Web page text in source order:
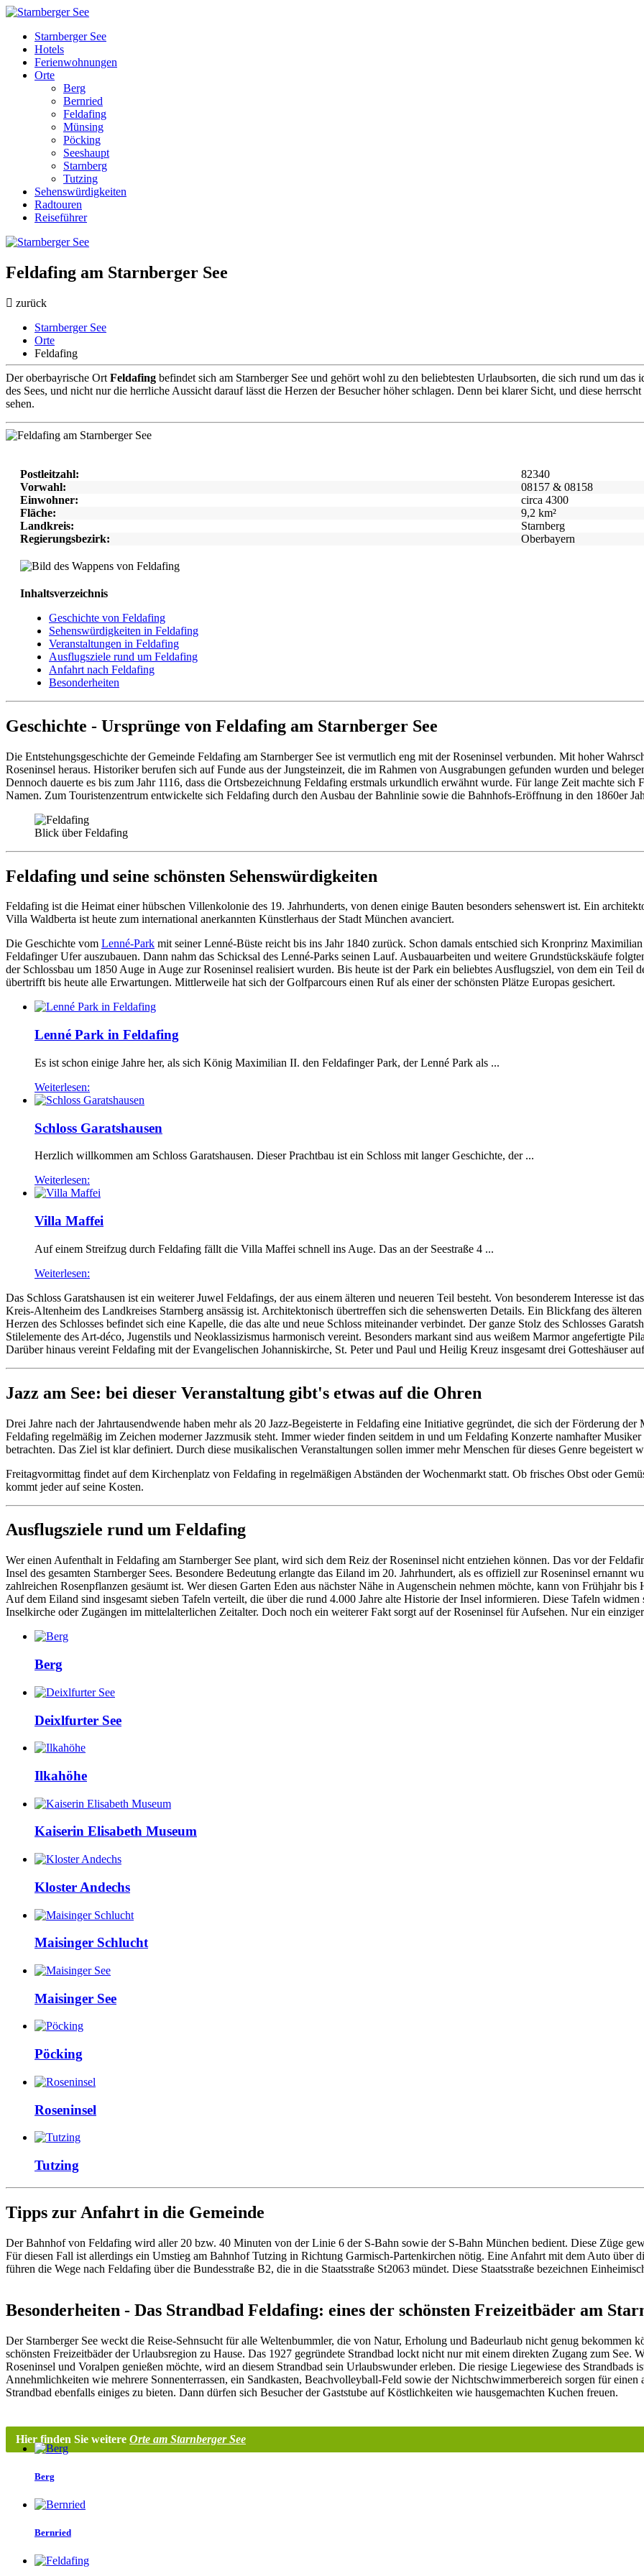
Starnberger See
Hotels
Ferienwohnungen
Orte
Berg
Bernried
Feldafing
Münsing
Pöcking
Seeshaupt
Starnberg
Tutzing
Sehenswürdigkeiten
Radtouren
Reiseführer
Feldafing am Starnberger See
zurück
Starnberger See
Orte
Feldafing
Der oberbayrische Ort Feldafing befindet sich am Starnberger See und gehört wohl zu den beliebtesten Urlaubsorten, die sich rund um
des Sees, und nicht nur die herrliche Aussicht darauf lässt die Herzen der Besucher höher schlagen. Denn bei klarer Sicht, und diese
sehen.
Postleitzahl:
82340
Vorwahl:
08157 & 08158
Einwohner:
circa 4300
Fläche:
9,2 km²
Landkreis:
Starnberg
Regierungsbezirk:
Oberbayern
Inhaltsverzeichnis
Geschichte von Feldafing
Sehenswürdigkeiten in Feldafing
Veranstaltungen in Feldafing
Ausflugsziele rund um Feldafing
Anfahrt nach Feldafing
Besonderheiten
Geschichte - Ursprünge von Feldafing am Starnberger See
Die Entstehungsgeschichte der Gemeinde Feldafing am Starnberger See ist vermutlich eng mit der Roseninsel verbunden. Mit hoher
Roseninsel heraus. Historiker berufen sich auf Funde aus der Jungsteinzeit, die im Rahmen von Ausgrabungen gefunden wurden und
Dennoch dauerte es bis zum Jahr 1116, dass die Ortsbezeichnung Feldafing erstmals urkundlich erwähnt wurde. Für lange Zeit machte sich
Namen. Zum Touristenzentrum entwickelte sich Feldafing durch den Ausbau der Bahnlinie sowie die Bahnhofs-Eröffnung in den 1860er
Blick über Feldafing
Feldafing und seine schönsten Sehenswürdigkeiten
Feldafing ist die Heimat einer hübschen Villenkolonie des 19. Jahrhunderts, von denen einige Bauten besonders sehenswert ist. Ein
Villa Waldberta ist heute zum international anerkannten Künstlerhaus der Stadt München avanciert.
Die Geschichte vom Lenné-Park mit seiner Lenné-Büste reicht bis ins Jahr 1840 zurück. Schon damals entschied sich Kronprinz
Feldafinger Ufer auszubauen. Dann nahm das Schicksal des Lenné-Parks seinen Lauf. Ausbauarbeiten und weitere Grundstückskäufe
der Schlossbau um 1850 Auge in Auge zur Roseninsel realisiert wurden. Bis heute ist der Park ein beliebtes Ausflugsziel, von dem ein
übertrifft bis heute alle Erwartungen. Mittlerweile hat sich der Golfparcours einen Ruf als einer der schönsten Plätze Europas gesichert.
Lenné Park in Feldafing
Es ist schon einige Jahre her, als sich König Maximilian II. den Feldafinger Park, der Lenné Park als ...
Weiterlesen:
Schloss Garatshausen
Herzlich willkommen am Schloss Garatshausen. Dieser Prachtbau ist ein Schloss mit langer Geschichte, der ...
Weiterlesen:
Villa Maffei
Auf einem Streifzug durch Feldafing fällt die Villa Maffei schnell ins Auge. Das an der Seestraße 4 ...
Weiterlesen:
Das Schloss Garatshausen ist ein weiterer Juwel Feldafings, der aus einem älteren und neueren Teil besteht. Von besonderem Interesse ist
Kreis-Altenheim des Landkreises Starnberg ansässig ist. Architektonisch übertreffen sich die sehenswerten Details. Ein Blickfang des
Herzen des Schlosses befindet sich eine Kapelle, die das alte und neue Schloss miteinander verbindet. Der ganze Stolz des Schlosses
Stilelemente des Art-déco, Jugenstils und Neoklassizismus harmonisch vereint. Besonders markant sind aus weißem Marmor angefertigte
Darüber hinaus vereint Feldafing mit der Evangelischen Johanniskirche, St. Peter und Paul und Heilig Kreuz insgesamt drei Gotteshäuser
Jazz am See: bei dieser Veranstaltung gibt's etwas auf die Ohren
Drei Jahre nach der Jahrtausendwende haben mehr als 20 Jazz-Begeisterte in Feldafing eine Initiative gegründet, die sich der Förderung
Feldafing regelmäßig im Zeichen moderner Jazzmusik steht. Immer wieder finden seitdem in und um Feldafing Konzerte namhafter
betrachten. Das Ziel ist klar definiert. Durch diese musikalischen Veranstaltungen sollen immer mehr Menschen für dieses Genre begeistert
Freitagvormittag findet auf dem Kirchenplatz von Feldafing in regelmäßigen Abständen der Wochenmarkt statt. Ob frisches Obst oder
kommt jeder auf seine Kosten.
Ausflugsziele rund um Feldafing
Wer einen Aufenthalt in Feldafing am Starnberger See plant, wird sich dem Reiz der Roseninsel nicht entziehen können. Das vor der
Insel des gesamten Starnberger Sees. Besondere Bedeutung erlangte das Eiland im 20. Jahrhundert, als es offiziell zur Roseninsel ernannt
zahlreichen Rosenpflanzen gesäumt ist. Wer diesen Garten Eden aus nächster Nähe in Augenschein nehmen möchte, kann von Frühjahr
Auf dem Eiland sind insgesamt sieben Tafeln verteilt, die über die rund 4.000 Jahre alte Historie der Insel informieren. Diese Tafeln
Inselkirche oder Zugängen im mittelalterlichen Zeitalter. Doch noch ein weiterer Fakt sorgt auf der Roseninsel für Aufsehen. Nur ein
Berg
Deixlfurter See
Ilkahöhe
Kaiserin Elisabeth Museum
Kloster Andechs
Maisinger Schlucht
Maisinger See
Pöcking
Roseninsel
Tutzing
Tipps zur Anfahrt in die Gemeinde
Der Bahnhof von Feldafing wird aller 20 bzw. 40 Minuten von der Linie 6 der S-Bahn sowie der S-Bahn München bedient. Diese Züge
Für diesen Fall ist allerdings ein Umstieg am Bahnhof Tutzing in Richtung Garmisch-Partenkirchen nötig. Eine Anfahrt mit dem Auto über
führen die Wege nach Feldafing über die Bundesstraße B2, die in die Staatsstraße St2063 mündet. Diese Staatsstraße bezeichnen
Besonderheiten - Das Strandbad Feldafing: eines der schönsten Freizeitbäder am
Der Starnberger See weckt die Reise-Sehnsucht für alle Weltenbummler, die von Natur, Erholung und Badeurlaub nicht genug bekommen
schönsten Freizeitbäder der Urlaubsregion zu Hause. Das 1927 gegründete Strandbad lockt nicht nur mit einem direkten Zugang zum See.
Roseninsel und Voralpen genießen möchte, wird an diesem Strandbad sein Urlaubswunder erleben. Die riesige Liegewiese des
Annehmlichkeiten wie mehrere Sonnenterrassen, ein Sandkasten, Beachvolleyball-Feld sowie der Nichtschwimmerbereich sorgen für
Strandbad ebenfalls einiges zu bieten. Dann dürfen sich Besucher der Gaststube auf Köstlichkeiten wie hausgemachten Kuchen freuen.
Hier finden Sie weitere Orte am Starnberger See
Berg
Bernried